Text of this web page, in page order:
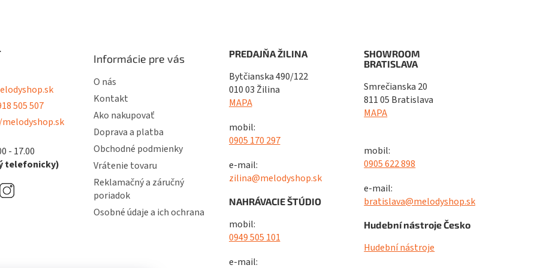
505 507
- 17.00
telefonicky)
Informácie pre vás
O nás
Kontakt
Ako nakupovať
Doprava a platba
Obchodné podmienky
Vrátenie tovaru
Reklamačný a záručný
poriadok
Osobné údaje a ich ochrana
PREDAJŇA ŽILINA
Bytčianska 490/122
010 03 Žilina
MAPA
mobil:
0905 170 297
e-mail:
zilina@melodyshop.sk
NAHRÁVACIE ŠTÚDIO
mobil:
0949 505 101
e-mail:
SHOWROOM
BRATISLAVA
Smrečianska 20
811 05 Bratislava
MAPA
mobil:
0905 622 898
e-mail:
bratislava@melodyshop.sk
Hudební nástroje Česko
Hudební nástroje